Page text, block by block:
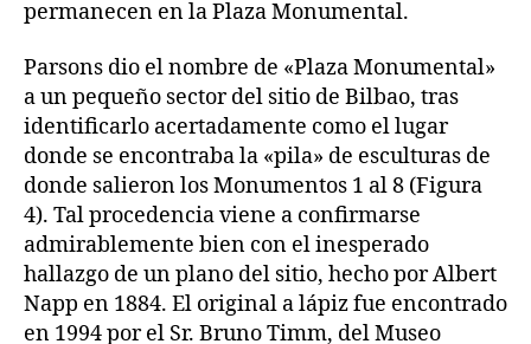
permanecen en la Plaza Monumental.
Parsons dio el nombre de «Plaza Monumental»
a un pequeño sector del sitio de Bilbao, tras
identificarlo acertadamente como el lugar
donde se encontraba la «pila» de esculturas de
donde salieron los Monumentos 1 al 8 (Figura
4). Tal procedencia viene a confirmarse
admirablemente bien con el inesperado
hallazgo de un plano del sitio, hecho por Albert
Napp en 1884. El original a lápiz fue encontrado
en 1994 por el Sr. Bruno Timm, del Museo